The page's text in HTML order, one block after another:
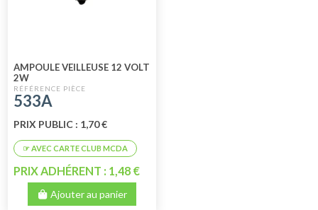
AMPOULE VEILLEUSE 12 VOLT
2W
533A
PRIX PUBLIC : 1,70 €
PRIX ADHÉRENT : 1,48 €
Ajouter au panier